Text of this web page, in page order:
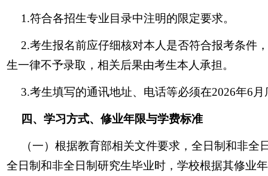
1.符合各招生专业目录中注明的限定要求。
2.考生报名前应仔细核对本人是否符合报考条件
生一律不予录取，相关后果由考生本人承担。
3.考生填写的通讯地址、电话等必须在2026年6
四、学习方式、修业年限与学费标准
（一）根据教育部相关文件要求，全日制和非
全日制和非全日制研究生毕业时，学校根据其修业